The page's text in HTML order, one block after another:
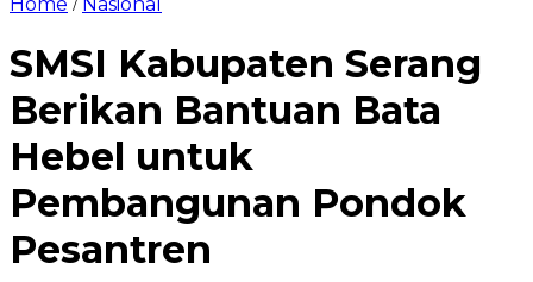
/
SMSI Kabupaten Serang
Berikan Bantuan Bata
Hebel untuk
Pembangunan Pondok
Pesantren